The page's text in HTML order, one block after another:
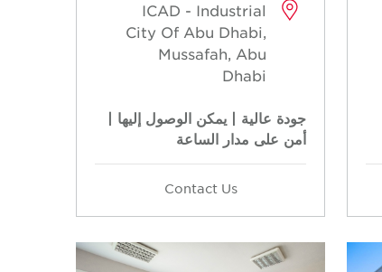
ICAD - Industrial
City Of Abu Dhabi,
Mussafah, Abu
Dhabi
جودة عالية | يمكن الوصول إليها |
أمن على مدار الساعة
Contact Us